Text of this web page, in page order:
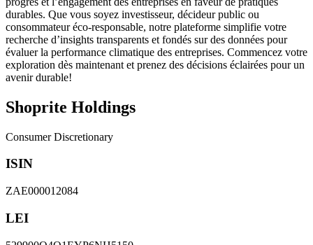
durables. Que vous soyez investisseur, décideur public ou
consommateur éco-responsable, notre plateforme simplifie votre
recherche d’insights transparents et fondés sur des données pour
évaluer la performance climatique des entreprises. Commencez votre
exploration dès maintenant et prenez des décisions éclairées pour un
avenir durable!
Shoprite Holdings
Consumer Discretionary
ISIN
ZAE000012084
LEI